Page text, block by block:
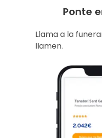
Ponte
Llama a la
llamen.